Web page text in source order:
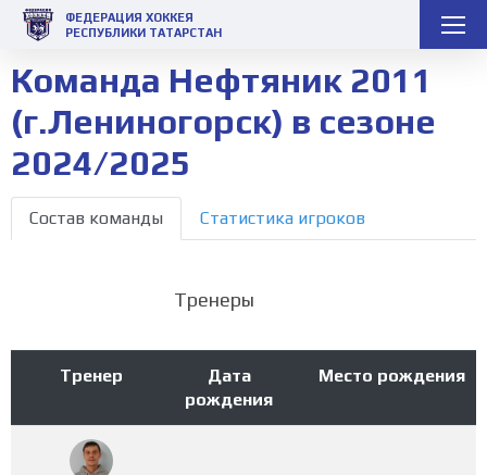
ФЕДЕРАЦИЯ ХОККЕЯ
РЕСПУБЛИКИ ТАТАРСТАН
Команда Нефтяник 2011
(г.Лениногорск) в сезоне
2024/2025
Состав команды Статистика игроков
Тренеры
Тренер
Дата
рождения
Место рождения